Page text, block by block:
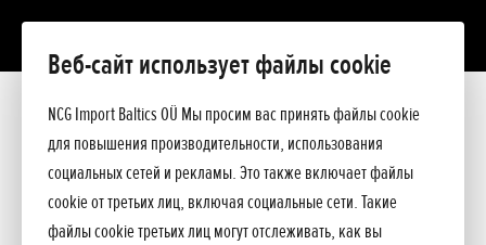
Веб-сайт использует файлы cookie
NCG Import Baltics OÜ Мы просим вас принять файлы cookie
для повышения производительности, использования
социальных сетей и рекламы. Это также включает файлы
cookie от третьих лиц, включая социальные сети. Такие
файлы cookie третьих лиц могут отслеживать, как вы
Презентация
Прейскурант
Спросите подробнееПРЕДЛОЖЕНИЕ
СЕРВИС